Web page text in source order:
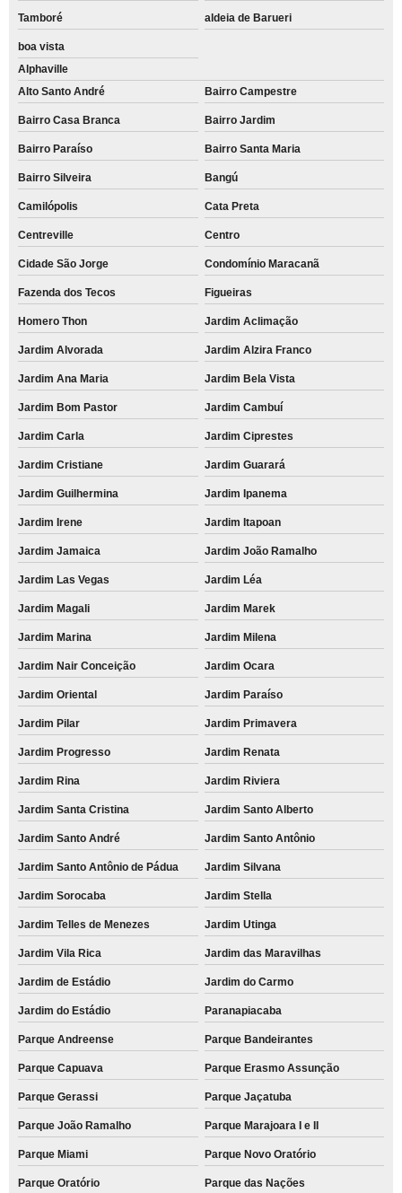
Tamboré aldeia de Barueri
boa vista
Alphaville
Alto Santo André
Bairro Campestre
Bairro Casa Branca Bairro Jardim
Bairro Paraíso Bairro Santa Maria
Bairro Silveira Bangú
Camilópolis Cata Preta
Centreville Centro
Cidade São Jorge Condomínio Maracanã
Fazenda dos Tecos Figueiras
Homero Thon Jardim Aclimação
Jardim Alvorada Jardim Alzira Franco
Jardim Ana Maria Jardim Bela Vista
Jardim Bom Pastor Jardim Cambuí
Jardim Carla Jardim Ciprestes
Jardim Cristiane Jardim Guarará
Jardim Guilhermina Jardim Ipanema
Jardim Irene Jardim Itapoan
Jardim Jamaica Jardim João Ramalho
Jardim Las Vegas Jardim Léa
Jardim Magali Jardim Marek
Jardim Marina Jardim Milena
Jardim Nair Conceição Jardim Ocara
Jardim Oriental Jardim Paraíso
Jardim Pilar Jardim Primavera
Jardim Progresso Jardim Renata
Jardim Rina Jardim Riviera
Jardim Santa Cristina Jardim Santo Alberto
Jardim Santo André Jardim Santo Antônio
Jardim Santo Antônio de Pádua Jardim Silvana
Jardim Sorocaba Jardim Stella
Jardim Telles de Menezes Jardim Utinga
Jardim Vila Rica Jardim das Maravilhas
Jardim de Estádio Jardim do Carmo
Jardim do Estádio Paranapiacaba
Parque Andreense Parque Bandeirantes
Parque Capuava Parque Erasmo Assunção
Parque Gerassi Parque Jaçatuba
Parque João Ramalho Parque Marajoara I e II
Parque Miami Parque Novo Oratório
Parque Oratório Parque das Nações